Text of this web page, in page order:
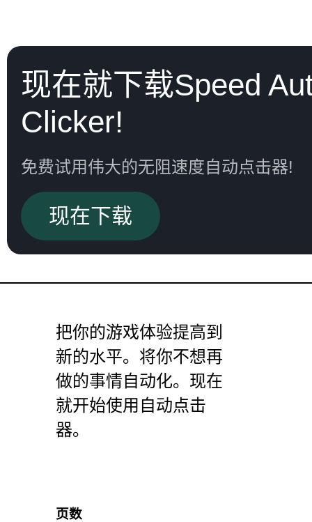
现在就下载Speed
Clicker!
免费试用伟大的无阻速度自动点击器!
现在下载
把你的游戏体验提高到
新的水平。将你不想再
做的事情自动化。现在
就开始使用自动点击
器。
页数